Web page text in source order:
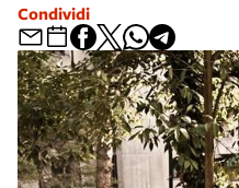
Condividi